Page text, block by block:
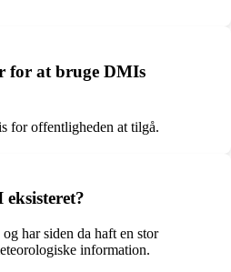
for at bruge DMIs
for offentligheden at tilgå.
har siden da haft en stor
information.